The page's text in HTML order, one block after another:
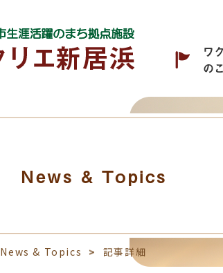
ワ
の
News & Topics
News & Topics 記事詳細